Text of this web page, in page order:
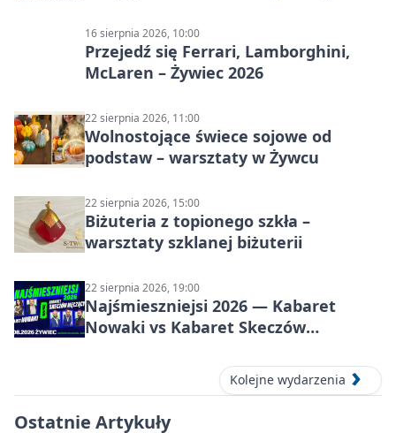
16 sierpnia 2026, 10:00
Przejedź się Ferrari, Lamborghini,
McLaren – Żywiec 2026
22 sierpnia 2026, 11:00
Wolnostojące świece sojowe od
podstaw – warsztaty w Żywcu
22 sierpnia 2026, 15:00
Biżuteria z topionego szkła –
warsztaty szklanej biżuterii
22 sierpnia 2026, 19:00
Najśmieszniejsi 2026 — Kabaret
Nowaki vs Kabaret Skeczów
Kolejne wydarzenia
Ostatnie Artykuły